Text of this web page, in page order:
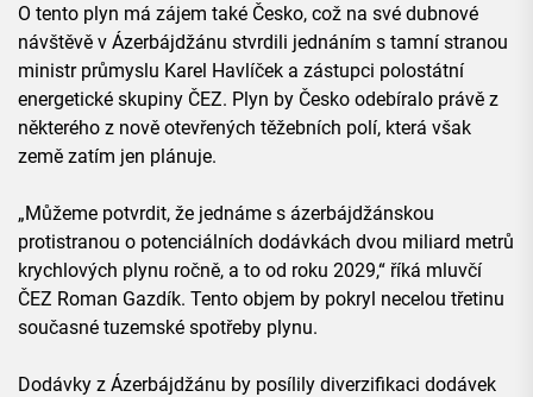
O tento plyn má zájem také Česko, což na své dubnové
návštěvě v Ázerbájdžánu stvrdili jednáním s tamní stranou
ministr průmyslu Karel Havlíček a zástupci polostátní
energetické skupiny ČEZ. Plyn by Česko odebíralo právě z
některého z nově otevřených těžebních polí, která však
země zatím jen plánuje.
„Můžeme potvrdit, že jednáme s ázerbájdžánskou
protistranou o potenciálních dodávkách dvou miliard metrů
krychlových plynu ročně, a to od roku 2029,“ říká mluvčí
ČEZ Roman Gazdík. Tento objem by pokryl necelou třetinu
současné tuzemské spotřeby plynu.
Dodávky z Ázerbájdžánu by posílily diverzifikaci dodávek